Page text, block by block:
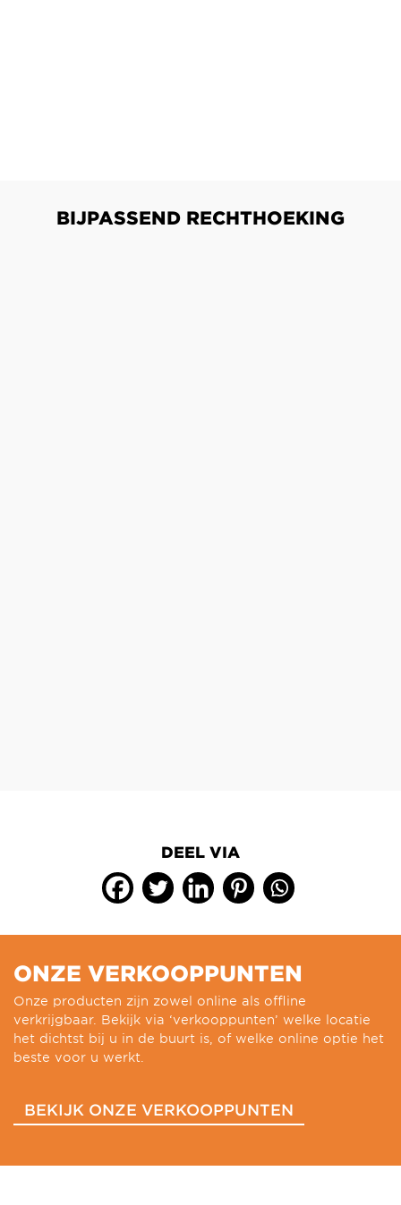
BIJPASSEND RECHTHOEKING
DEEL VIA
ONZE VERKOOPPUNTEN
Onze producten zijn zowel online als offline
verkrijgbaar. Bekijk via ‘verkooppunten’ welke locatie
het dichtst bij u in de buurt is, of welke online optie het
beste voor u werkt.
BEKIJK ONZE VERKOOPPUNTEN